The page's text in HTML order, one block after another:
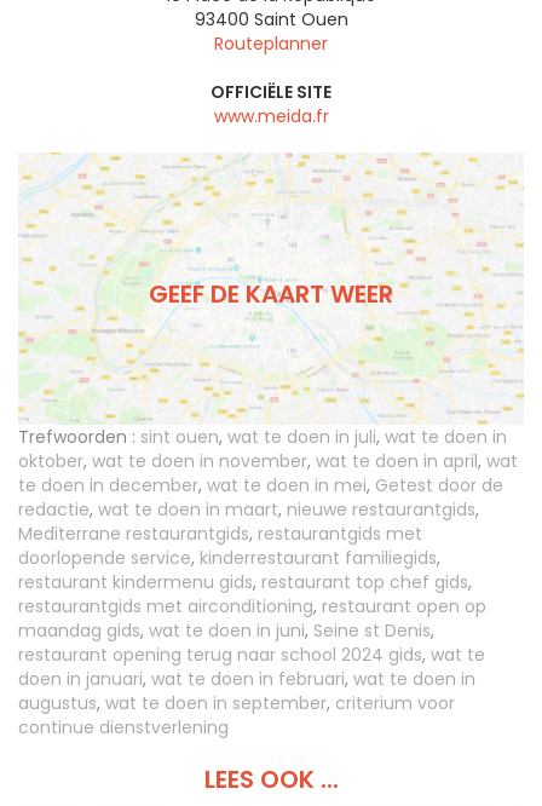
93400 Saint Ouen
Routeplanner
OFFICIËLE SITE
www.meida.fr
GEEF DE KAART WEER
Trefwoorden : sint ouen, wat te doen in juli, wat te doen in
oktober, wat te doen in november, wat te doen in april, wat
te doen in december, wat te doen in mei, Getest door de
redactie, wat te doen in maart, nieuwe restaurantgids,
Mediterrane restaurantgids, restaurantgids met
doorlopende service, kinderrestaurant familiegids,
restaurant kindermenu gids, restaurant top chef gids,
restaurantgids met airconditioning, restaurant open op
maandag gids, wat te doen in juni, Seine st Denis,
restaurant opening terug naar school 2024 gids, wat te
doen in januari, wat te doen in februari, wat te doen in
augustus, wat te doen in september, criterium voor
continue dienstverlening
LEES OOK ...